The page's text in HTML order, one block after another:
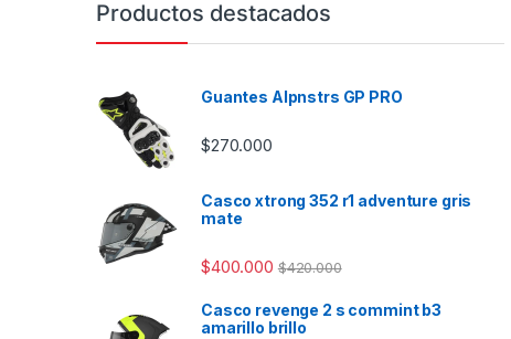
Productos destacados
Guantes Alpnstrs GP PRO
$270.000
Casco xtrong 352 r1 adventure gris
mate
$400.000 $420.000
Casco revenge 2 s commint b3
amarillo brillo